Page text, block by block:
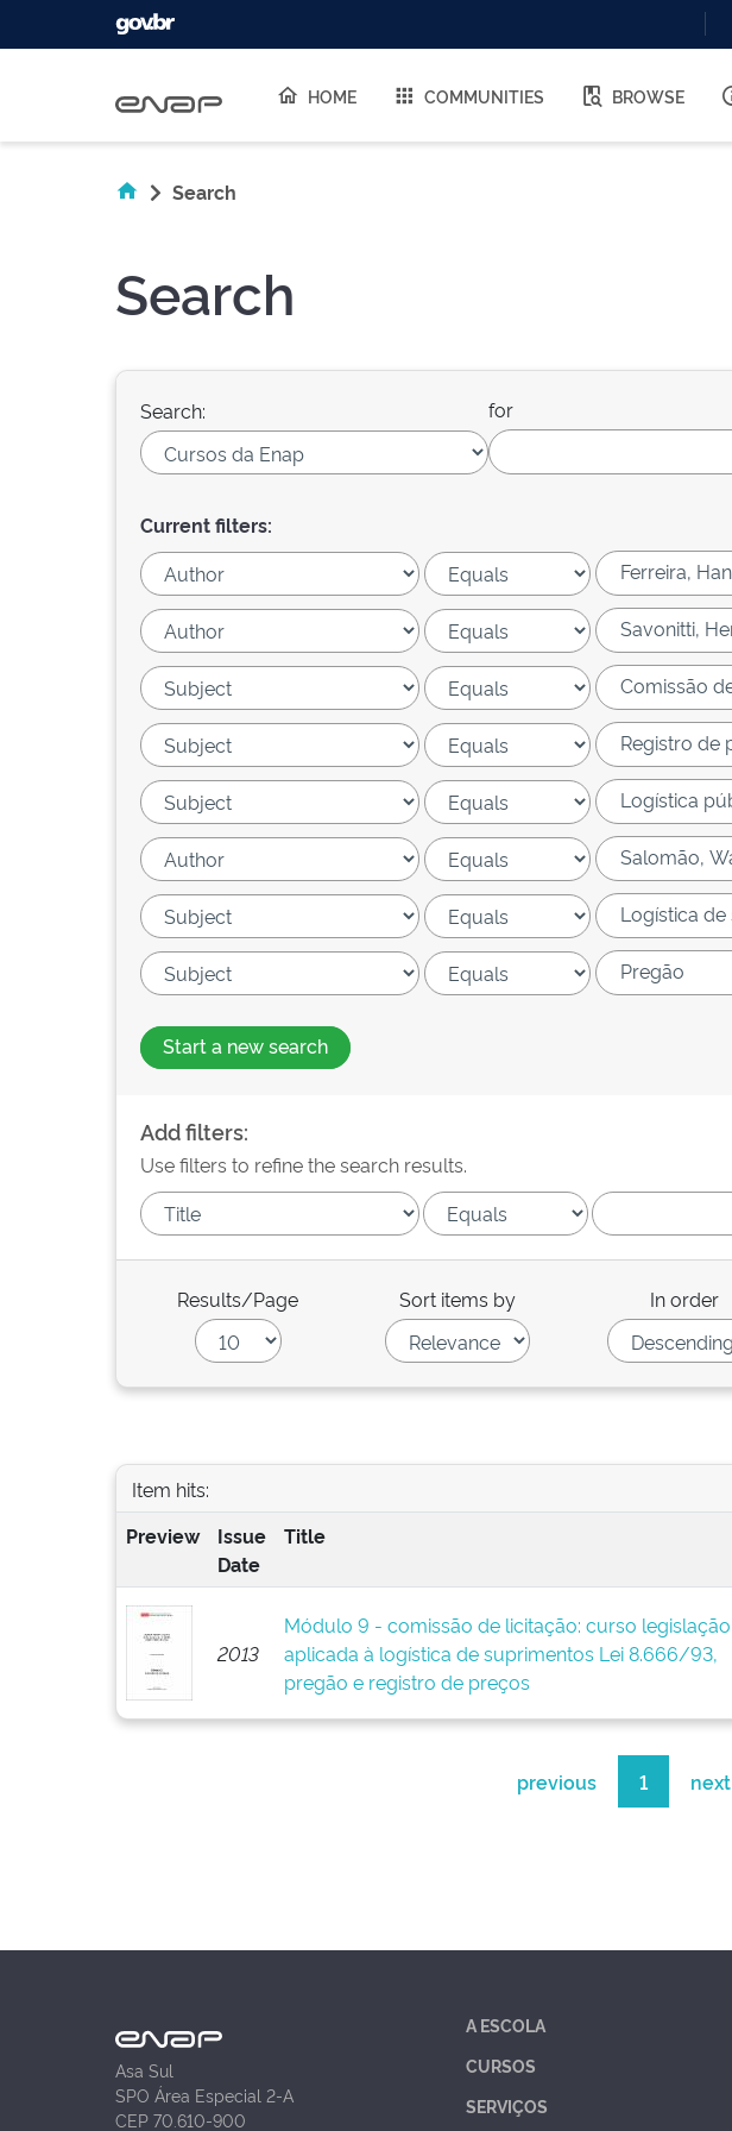
HOME COMMUNITIES BROWSE
Search
Search
Search: for
Current filters:
Start a new search
Add filters:
Use filters to refine the search results.
Results/Page Sort items by In order
Item hits:
Preview
Issue
Date
Title
2013
Módulo 9 - comissão de licitação: curso legislação
aplicada à logística de suprimentos Lei 8.666/93,
pregão e registro de preços
previous 1 next
Asa Sul
SPO Área Especial 2-A
CEP 70.610-900
A ESCOLA
CURSOS
SERVIÇOS